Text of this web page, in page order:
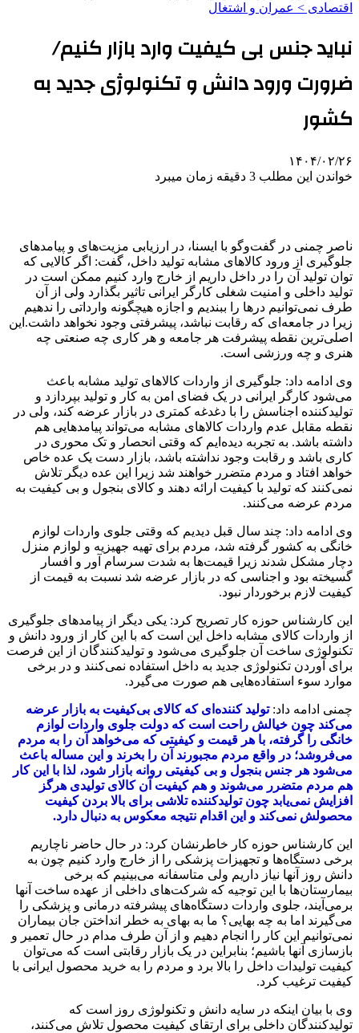
اقتصادی > عمران و اشتغال
نباید جنس بی کیفیت وارد بازار کنیم/
ضرورت ورود دانش و تکنولوژی جدید به
کشور
۱۴۰۴/۰۲/۲۶
خواندن این مطلب 3 دقیقه زمان میبرد
ناصر چمنی در گفت‌وگو با ایسنا، در ارزیابی مزیت‌های و پیامدهای
جلوگیری از ورود کالاهای مشابه تولید داخل، گفت: اگر کالایی که
توان تولید آن را در داخل داریم از خارج وارد کنیم ممکن است در
تولید داخلی و امنیت شغلی کارگر ایرانی تاثیر بگذارد ولی از آن
طرف نمی‌توانیم درها را ببندیم و اجازه هیچگونه وارداتی را ندهیم
زیرا در جامعه‌ای که رقابت نباشد، پیشرفتی وجود نخواهد داشت.این
اصلی‌ترین نقطه پیشرفت هر جامعه و هر کاری چه صنعتی چه
هنری و چه ورزشی است.
وی ادامه داد: جلوگیری از واردات کالاهای تولید مشابه باعث
می‌شود کارگر ایرانی در یک فضای امن به کار و تولید بپردازد و
تولیدکننده اجناسش را با دغدغه کمتری در بازار عرضه کند، ولی در
نقطه مقابل عدم واردات کالاهای مشابه می‌تواند پیامدهایی هم
داشته باشد. به تجربه دیده‌ایم که وقتی انحصار و تک محوری در
کاری باشد و رقابت وجود نداشته باشد، بازار دست یک عده خاص
خواهد افتاد و مردم متضرر خواهند شد زیرا این عده دیگر تلاش
نمی‌کنند که تولید با کیفیت ارائه دهند و کالای بنجول و بی کیفیت به
مردم عرضه می‌کنند.
وی ادامه داد: چند سال قبل دیدیم که وقتی جلوی واردات لوازم
خانگی به کشور گرفته شد، مردم برای تهیه جهیزیه و لوازم منزل
دچار مشکل شدند زیرا قیمت‌ها به شدت سرسام آور و افسار
گسیخته بود و اجناسی که در بازار عرضه شد نسبت به قیمت از
کیفیت لازم برخوردار نبود.
این کارشناس حوزه کار تصریح کرد: یکی دیگر از پیامدهای جلوگیری
از واردات کالای مشابه داخل این است که با این کار از ورود دانش و
تکنولوژی ساخت آن جلوگیری می‌شود و تولیدکنندگان از این فرصت
برای آوردن تکنولوژی جدید به داخل استفاده نمی‌کنند و در برخی
موارد سوء استفاده‌هایی هم صورت می‌گیرد.
چمنی ادامه داد: تولید کننده‌ای که کالای بی‌کیفیت به بازار عرضه
می‌کند چون خیالش راحت است که دولت جلوی واردات لوازم
خانگی را گرفته، با هر قیمت و کیفیتی که می‌خواهد آن را به مردم
می‌فروشد؛ در واقع مردم مجبورند آن را بخرند و این مساله باعث
می‌شود هر جنس بنجول و بی کیفیتی روانه بازار شود، لذا با این کار
هم مردم متضرر می‌شوند و هم کیفیت آن کالای تولیدی هرگز
افزایش نمی‌یابد چون تولیدکننده تلاشی برای بالا بردن کیفیت
محصولش نمی‌کند و این اقدام نتیجه معکوس به دنبال دارد.
این کارشناس حوزه کار خاطرنشان کرد: در حال حاضر ناچاریم
برخی دستگاه‌ها و تجهیزات پزشکی را از خارج وارد کنیم چون به
دانش روز آنها نیاز داریم ولی متاسفانه می‌بینیم که برخی
بیمارستان‌ها با این توجیه که شرکت‌های داخلی از عهده ساخت آنها
برمی‌آیند، جلوی واردات دستگاه‌های پیشرفته درمانی و پزشکی را
می‌گیرند اما به چه بهایی؟ ما به بهای به خطر انداختن جان بیماران
نمی‌توانیم این کار را انجام دهیم و از آن طرف مدام در حال تعمیر و
بازسازی آنها باشیم؛ بنابراین در یک بازار رقابتی است که می‌توان
کیفیت تولیدات داخل را بالا برد و مردم را به خرید محصول ایرانی با
کیفیت ترغیب کرد.
وی با بیان اینکه در سایه دانش و تکنولوژی روز است که
تولیدکنندگان داخلی برای ارتقای کیفیت محصول تلاش می‌کنند،‌